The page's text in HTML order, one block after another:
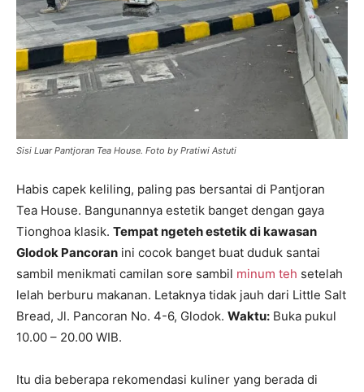
Sisi Luar Pantjoran Tea House. Foto by Pratiwi Astuti
Habis capek keliling, paling pas bersantai di Pantjoran
Tea House. Bangunannya estetik banget dengan gaya
Tionghoa klasik. Tempat ngeteh estetik di kawasan
Glodok Pancoran ini cocok banget buat duduk santai
sambil menikmati camilan sore sambil minum teh setelah
lelah berburu makanan. Letaknya tidak jauh dari Little Salt
Bread, Jl. Pancoran No. 4-6, Glodok. Waktu: Buka pukul
10.00 – 20.00 WIB.
Itu dia beberapa rekomendasi kuliner yang berada di